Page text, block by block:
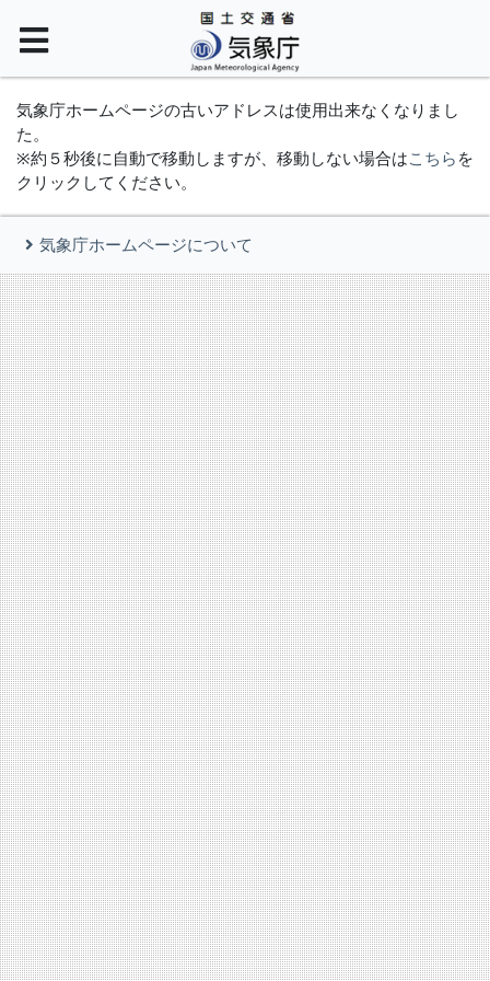
気象庁ホームページの古いアドレスは使用出来なくなりまし
た。
※約５秒後に自動で移動しますが、移動しない場合はこちら を
クリックしてください。
気象庁ホームページについて